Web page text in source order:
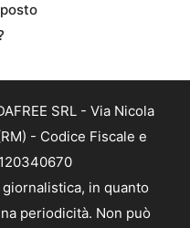
SRL - Via Nicola
- Codice Fiscale e
in quanto
periodicità. Non può